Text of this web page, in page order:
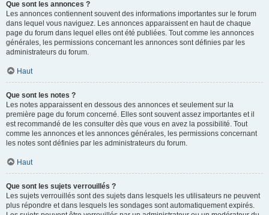
Que sont les annonces ?
Les annonces contiennent souvent des informations importantes sur le forum
dans lequel vous naviguez. Les annonces apparaissent en haut de chaque
page du forum dans lequel elles ont été publiées. Tout comme les annonces
générales, les permissions concernant les annonces sont définies par les
administrateurs du forum.
Haut
Que sont les notes ?
Les notes apparaissent en dessous des annonces et seulement sur la
première page du forum concerné. Elles sont souvent assez importantes et il
est recommandé de les consulter dès que vous en avez la possibilité. Tout
comme les annonces et les annonces générales, les permissions concernant
les notes sont définies par les administrateurs du forum.
Haut
Que sont les sujets verrouillés ?
Les sujets verrouillés sont des sujets dans lesquels les utilisateurs ne peuvent
plus répondre et dans lesquels les sondages sont automatiquement expirés.